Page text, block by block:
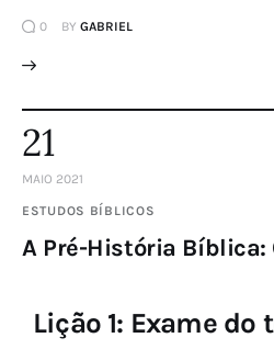
0 BY GABRIEL
21
MAIO 2021
ESTUDOS BÍBLICOS
A Pré-História
Lição 1: Exame do